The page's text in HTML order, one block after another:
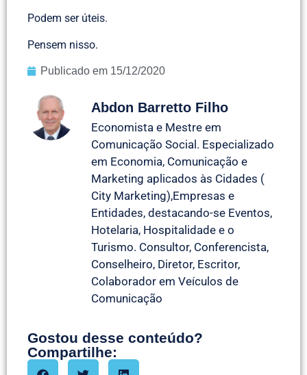
Podem ser úteis.
Pensem nisso.
Publicado em 15/12/2020
Abdon Barretto Filho
Economista e Mestre em
Comunicação Social. Especializado
em Economia, Comunicação e
Marketing aplicados às Cidades (
City Marketing),Empresas e
Entidades, destacando-se Eventos,
Hotelaria, Hospitalidade e o
Turismo. Consultor, Conferencista,
Conselheiro, Diretor, Escritor,
Colaborador em Veículos de
Comunicação
Gostou desse conteúdo?
Compartilhe: